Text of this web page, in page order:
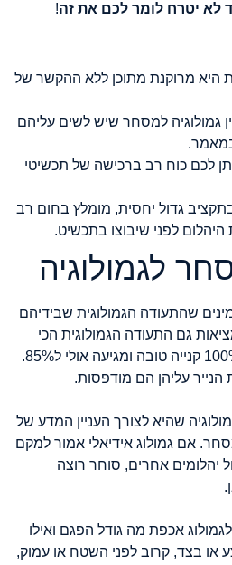
לא יטרח לומר לכם את זה!
היא מרוקנת מתוכן ללא ההקשר של
גמולוגיה למסחר שיש לשים עליהם
לכם כוח רב ברכישה של תכשיטי
גדול יחסית, מומלץ בחום רב
לפני שיבוצו בתכשיט.
לגמולוגיה
שהתעודה הגמולוגית שבידיהם
גם התעודה הגמולוגית הכי
טובה בשוק אינה מבטיחה 100% קנייה טובה ומגיעה אולי ל85%.
עליהן הם מודפסות.
שהיא לצורך העניין המדע של
אם גמולוג אידיאלי אמור למקם
יהלומים אחרים, סוחר רוצה
אכפת מה גודל הפגם ואילו
בצד, קרוב לפני השטח או עמוק,